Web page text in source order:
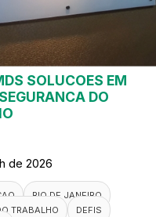
SOLUCOES EM
DO
de 2026
RIO DE JANEIRO
TRABALHO
DEFIS